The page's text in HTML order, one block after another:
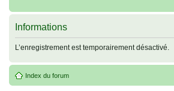
Informations
L’enregistrement est temporairement désactivé.
Index du forum